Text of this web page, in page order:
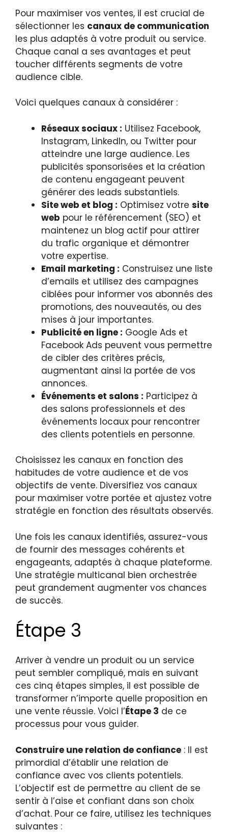
Pour maximiser vos ventes, il est crucial de
sélectionner les canaux de communication
les plus adaptés à votre produit ou service.
Chaque canal a ses avantages et peut
toucher différents segments de votre
audience cible.
Voici quelques canaux à considérer :
Réseaux sociaux : Utilisez Facebook,
Instagram, LinkedIn, ou Twitter pour
atteindre une large audience. Les
publicités sponsorisées et la création
de contenu engageant peuvent
générer des leads substantiels.
Site web et blog : Optimisez votre site
web pour le référencement (SEO) et
maintenez un blog actif pour attirer
du trafic organique et démontrer
votre expertise.
Email marketing : Construisez une liste
d’emails et utilisez des campagnes
ciblées pour informer vos abonnés des
promotions, des nouveautés, ou des
mises à jour importantes.
Publicité en ligne : Google Ads et
Facebook Ads peuvent vous permettre
de cibler des critères précis,
augmentant ainsi la portée de vos
annonces.
Événements et salons : Participez à
des salons professionnels et des
événements locaux pour rencontrer
des clients potentiels en personne.
Choisissez les canaux en fonction des
habitudes de votre audience et de vos
objectifs de vente. Diversifiez vos canaux
pour maximiser votre portée et ajustez votre
stratégie en fonction des résultats observés.
Une fois les canaux identifiés, assurez-vous
de fournir des messages cohérents et
engageants, adaptés à chaque plateforme.
Une stratégie multicanal bien orchestrée
peut grandement augmenter vos chances
de succès.
Étape 3
Arriver à vendre un produit ou un service
peut sembler compliqué, mais en suivant
ces cinq étapes simples, il est possible de
transformer n’importe quelle proposition en
une vente réussie. Voici l’Étape 3 de ce
processus pour vous guider.
Construire une relation de confiance : Il est
primordial d’établir une relation de
confiance avec vos clients potentiels.
L’objectif est de permettre au client de se
sentir à l’aise et confiant dans son choix
d’achat. Pour ce faire, utilisez les techniques
suivantes :